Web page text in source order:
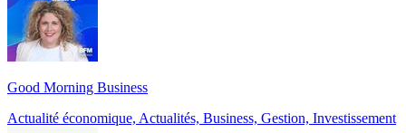
Good Morning Business
Actualité économique, Actualités, Business, Gestion, Investissement